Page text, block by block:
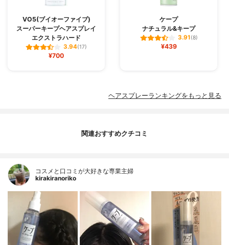
VO5(ブイオーファイブ)
スーパーキープヘアスプレイ
エクストラハード
3.94(17)
¥700
ケープ
ナチュラル&キープ
3.91(8)
¥439
ヘアスプレーランキングをもっと見る
関連おすすめクチコミ
コスメと口コミが大好きな専業主婦
kirakiranoriko